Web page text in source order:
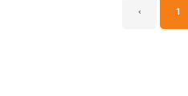
‹ 1